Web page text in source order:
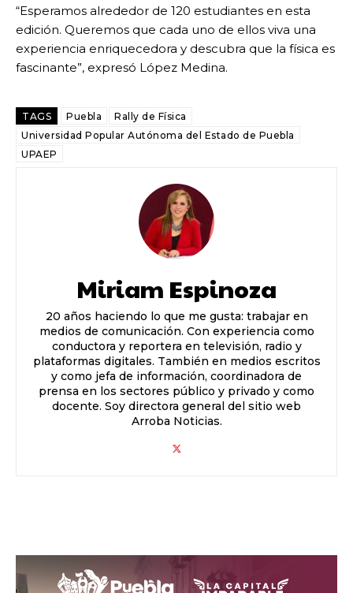
“Esperamos alrededor de 120 estudiantes en esta
edición. Queremos que cada uno de ellos viva una
experiencia enriquecedora y descubra que la física es
fascinante”, expresó López Medina.
TAGS Puebla
Rally de Física
Universidad Popular Autónoma del Estado de Puebla
UPAEP
Miriam Espinoza
20 años haciendo lo que me gusta: trabajar en
medios de comunicación. Con experiencia como
conductora y reportera en televisión, radio y
plataformas digitales. También en medios escritos
y como jefa de información, coordinadora de
prensa en los sectores público y privado y como
docente. Soy directora general del sitio web
Arroba Noticias.